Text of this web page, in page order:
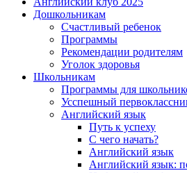
Дошкольникам
Счастливый ребенок
Программы
Рекомендации родителям
Уголок здоровья
Школьникам
Программы для
Усспешный
Английский язык
Путь к успеху
С чего начать?
Английский язык
Английский язык: